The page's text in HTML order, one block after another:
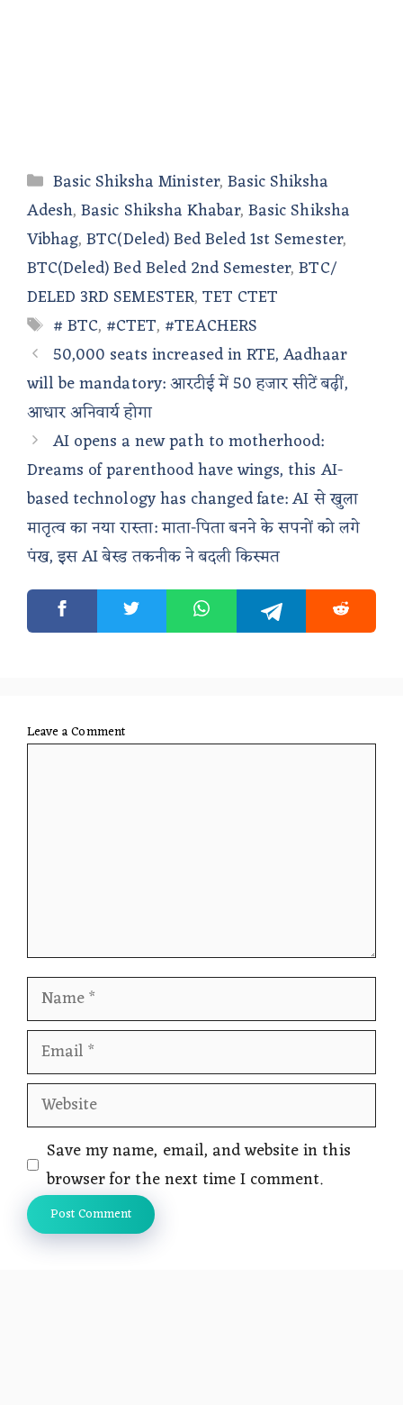
Categories
Basic Shiksha Minister,Basic Shiksha
Adesh,Basic Shiksha Khabar,Basic Shiksha
Vibhag,BTC(Deled) Bed Beled 1st Semester,
BTC(Deled) Bed Beled 2nd Semester,BTC/
DELED 3RD SEMESTER,TET CTET
Tags
# BTC, #CTET, #TEACHERS
50,000 seats increased in RTE, Aadhaar
will be mandatory: आरटीई में 50 हजार सीटें बढ़ीं,
आधार अनिवार्य होगा
AI opens a new path to motherhood:
Dreams of parenthood have wings, this AI-
based technology has changed fate: AI से खुला
मातृत्व का नया रास्ता: माता-पिता बनने के सपनों को लगे
पंख, इस AI बेस्ड तकनीक ने बदली किस्मत
Leave a Comment
Name
Email
Website
Save my name, email, and website in this
browser for the next time I comment.